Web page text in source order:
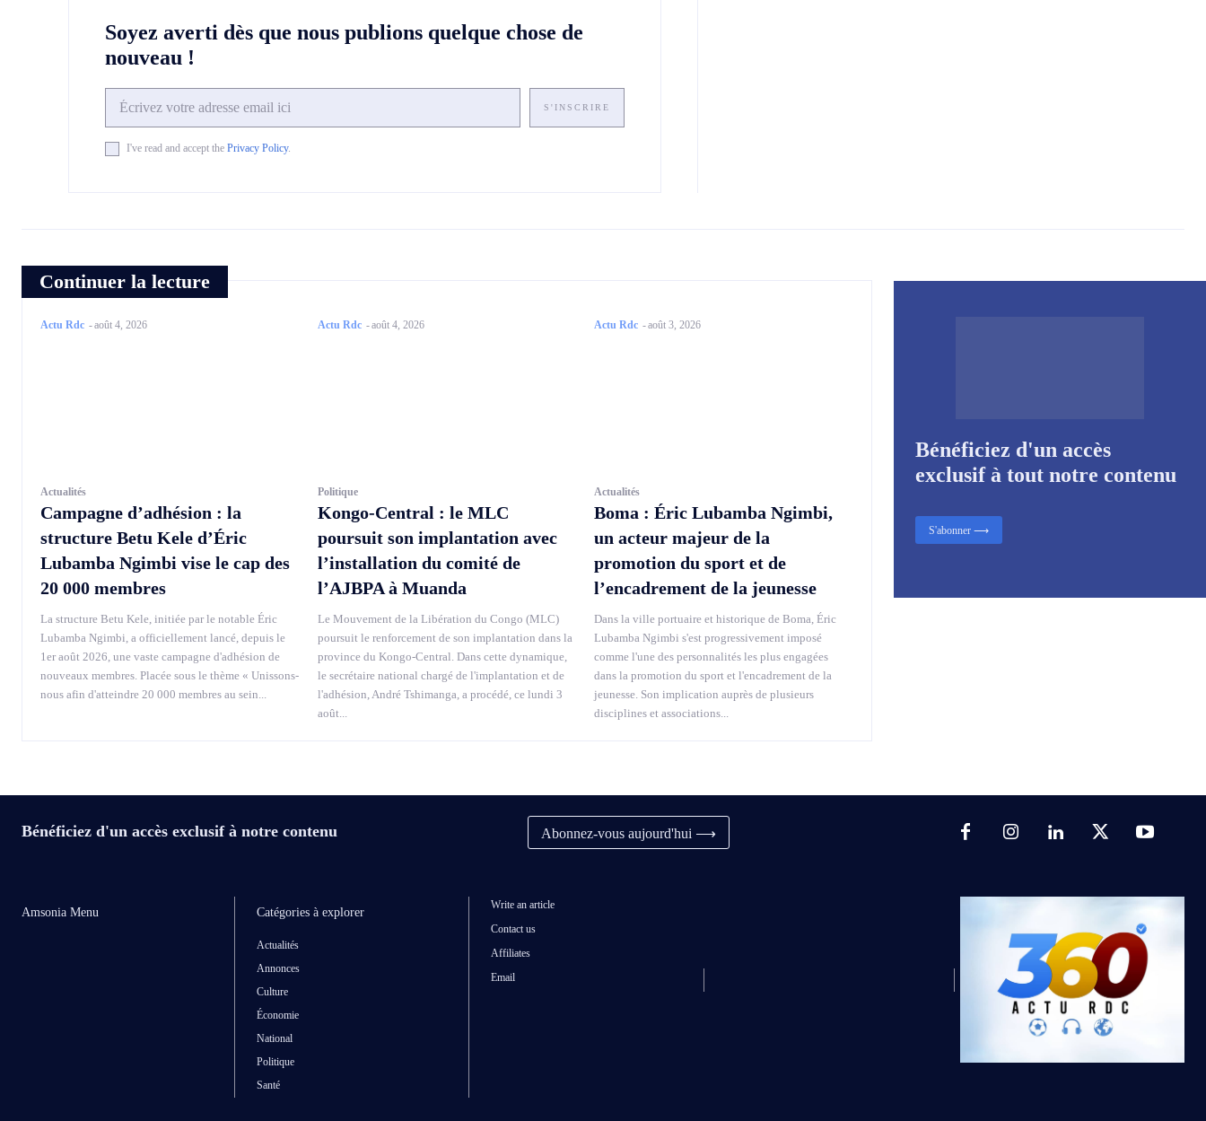
Soyez averti dès que nous publions quelque chose de
nouveau !
S'INSCRIRE
I've read and accept the Privacy Policy.
Continuer la lecture
Actu Rdc -août 4, 2026
Actualités
Campagne d’adhésion : la
structure Betu Kele d’Éric
Lubamba Ngimbi vise le cap des
20 000 membres
La structure Betu Kele, initiée par le notable Éric
Lubamba Ngimbi, a officiellement lancé, depuis le
1er août 2026, une vaste campagne d'adhésion de
nouveaux membres. Placée sous le thème « Unissons-
nous afin d'atteindre 20 000 membres au sein...
Actu Rdc -août 4, 2026
Politique
Kongo-Central : le MLC
poursuit son implantation avec
l’installation du comité de
l’AJBPA à Muanda
Le Mouvement de la Libération du Congo (MLC)
poursuit le renforcement de son implantation dans la
province du Kongo-Central. Dans cette dynamique,
le secrétaire national chargé de l'implantation et de
l'adhésion, André Tshimanga, a procédé, ce lundi 3
août...
Actu Rdc -août 3, 2026
Actualités
Boma : Éric Lubamba Ngimbi,
un acteur majeur de la
promotion du sport et de
l’encadrement de la jeunesse
Dans la ville portuaire et historique de Boma, Éric
Lubamba Ngimbi s'est progressivement imposé
comme l'une des personnalités les plus engagées
dans la promotion du sport et l'encadrement de la
jeunesse. Son implication auprès de plusieurs
disciplines et associations...
Bénéficiez d'un accès
exclusif à tout notre contenu
S'abonner ⟶
Bénéficiez d'un accès exclusif à notre contenu Abonnez-vous aujourd'hui ⟶
Amsonia Menu Catégories à explorer
Actualités
Annonces
Culture
Économie
National
Politique
Santé
Write an article
Contact us
Affiliates
Email